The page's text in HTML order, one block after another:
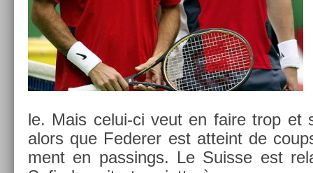
le. Mais celui-ci veut en faire trop et
alors que Feder­er est at­teint de
ment en pass­ings. Le Suis­se est